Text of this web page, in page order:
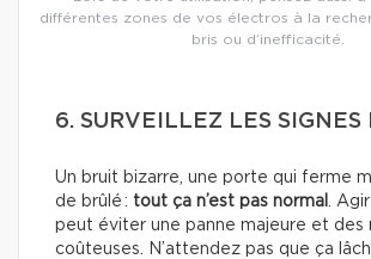
différentes zones de vos électros à la
bris ou d’inefficacité.
6. SURVEILLEZ LES SIGNES
Un bruit bizarre, une porte qui ferme
de brûlé : tout ça n’est pas normal
.
peut éviter une panne majeure et des
coûteuses. N’attendez pas que ça